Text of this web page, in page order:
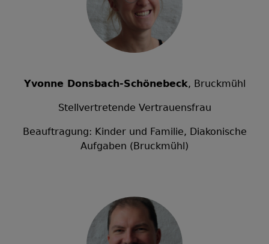
Yvonne Donsbach-Schönebeck, Bruckmühl
Stellvertretende Vertrauensfrau
Beauftragung: Kinder und Familie, Diakonische
Aufgaben (Bruckmühl)